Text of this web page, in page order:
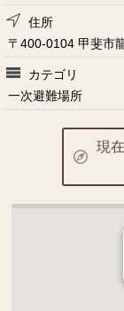
住所
〒400-0104 甲斐市
カテゴリ
一次避難場所
現